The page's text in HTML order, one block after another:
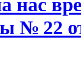
нас
№ 22